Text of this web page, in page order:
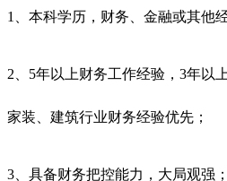
1、本科学历，财务、金融或其他
2、5年以上财务工作经验，3年以
家装、建筑行业财务经验优先；
3、具备财务把控能力，大局观强